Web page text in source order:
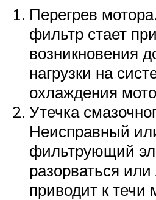
Перегрев
фильтр стает
возникновения
нагрузки на
охлаждения
Утечка
Неисправный
фильтрующий
разорваться
приводит к течи